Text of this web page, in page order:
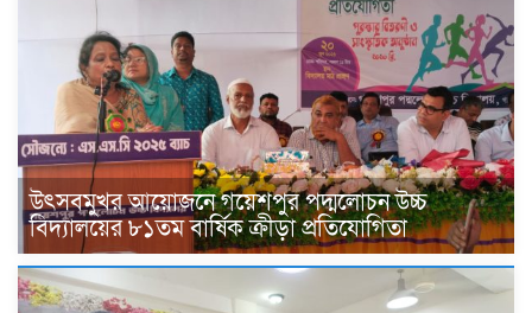
উৎসবমুখর আয়োজনে গয়েশপুর পদ্মলোচন উচ্চ
বিদ্যালয়ের ৮১তম বার্ষিক ক্রীড়া প্রতিযোগিতা